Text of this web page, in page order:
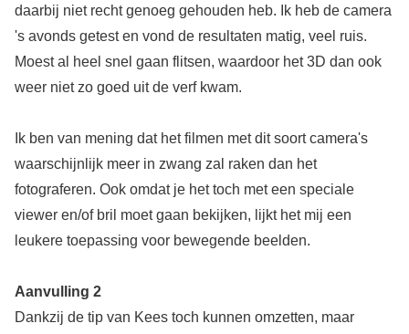
daarbij niet recht genoeg gehouden heb. Ik heb de camera
's avonds getest en vond de resultaten matig, veel ruis.
Moest al heel snel gaan flitsen, waardoor het 3D dan ook
weer niet zo goed uit de verf kwam.
Ik ben van mening dat het filmen met dit soort camera's
waarschijnlijk meer in zwang zal raken dan het
fotograferen. Ook omdat je het toch met een speciale
viewer en/of bril moet gaan bekijken, lijkt het mij een
leukere toepassing voor bewegende beelden.
Aanvulling 2
Dankzij de tip van Kees toch kunnen omzetten, maar